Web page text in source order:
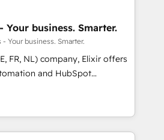
compliant; GDPR-ready
Partner; technical, fast, and
through creating
from a well-defined
and reported on with clear
driven by core values; Joy, Grit,
for the
company and its clientele, and
Elixir Solutions - Your business. Smarter.
Your business. Smarter.
FR, NL) company, Elixir offers
and HubSpot
and services to mid-market
your sales,
department operates in the
while at the same time